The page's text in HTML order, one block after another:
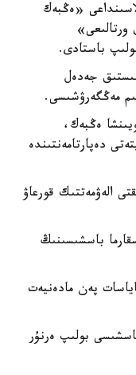
قالاسىنداعى «ەڭبەك
ورتالىعى»
باستادى.
جەدەل
مەڭگەرۋشىسى.
بويىنشا ەڭبەك،
دەپارتامەنتىندە
الەۋمەتتىك قورعاۋ
باسشىسىنىڭ
پەن مادەنيەت
بولىپ ەرنۇر